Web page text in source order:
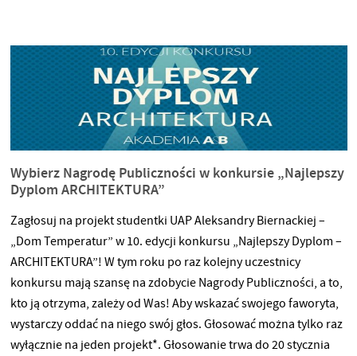
Wybierz Nagrodę Publiczności w konkursie „Najlepszy
Dyplom ARCHITEKTURA”
Zagłosuj na projekt studentki UAP Aleksandry Biernackiej –
„Dom Temperatur” w 10. edycji konkursu „Najlepszy Dyplom –
ARCHITEKTURA”! W tym roku po raz kolejny uczestnicy
konkursu mają szansę na zdobycie Nagrody Publiczności, a to,
kto ją otrzyma, zależy od Was! Aby wskazać swojego faworyta,
wystarczy oddać na niego swój głos. Głosować można tylko raz
wyłącznie na jeden projekt*. Głosowanie trwa do 20 stycznia